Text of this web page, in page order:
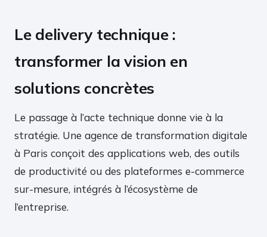
Le delivery technique :
transformer la vision en
solutions concrètes
Le passage à l’acte technique donne vie à la
stratégie. Une agence de transformation digitale
à Paris conçoit des applications web, des outils
de productivité ou des plateformes e-commerce
sur-mesure, intégrés à l’écosystème de
l’entreprise.